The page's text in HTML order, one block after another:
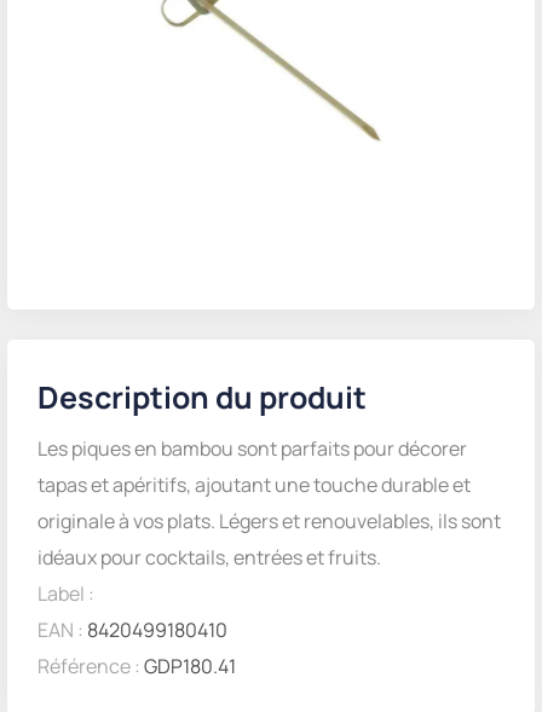
Description du produit
Les piques en bambou sont parfaits pour décorer
tapas et apéritifs, ajoutant une touche durable et
originale à vos plats. Légers et renouvelables, ils sont
idéaux pour cocktails, entrées et fruits.
Label :
EAN : 8420499180410
Référence : GDP180.41